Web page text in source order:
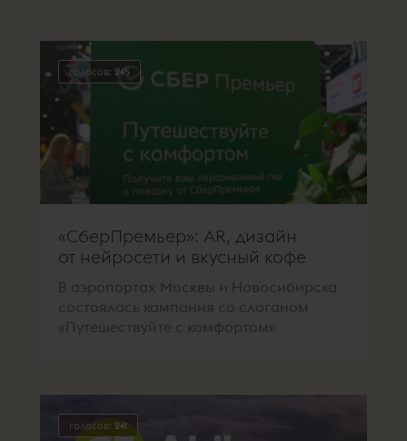
голосов: 245
«СберПремьер»: AR, дизайн
от нейросети и вкусный кофе
В аэропортах Москвы и Новосибирска
состоялась кампания со слоганом
«Путешествуйте с комфортом»
голосов: 241